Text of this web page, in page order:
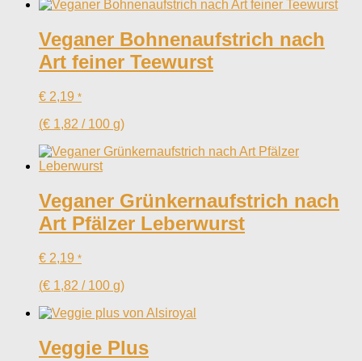
Veganer Bohnenaufstrich nach
Art feiner Teewurst
€ 2,19 *
(€ 1,82 / 100 g)
Veganer Grünkernaufstrich nach
Art Pfälzer Leberwurst
€ 2,19 *
(€ 1,82 / 100 g)
Veggie Plus